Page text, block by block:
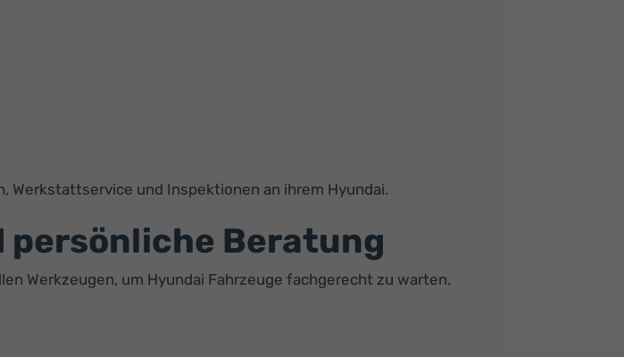
Werkstattservice und Inspektionen an ihrem Hyundai.
Beratung
Werkzeugen, um Hyundai Fahrzeuge fachgerecht zu warten.